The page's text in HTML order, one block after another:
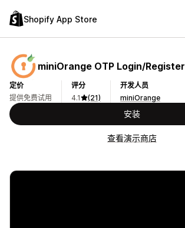
Shopify App Store
miniOrange OTP Login/Register
定价
提供免费试用
评分
4.1
(21)
开发人员
miniOrange
安装
查看演示商店